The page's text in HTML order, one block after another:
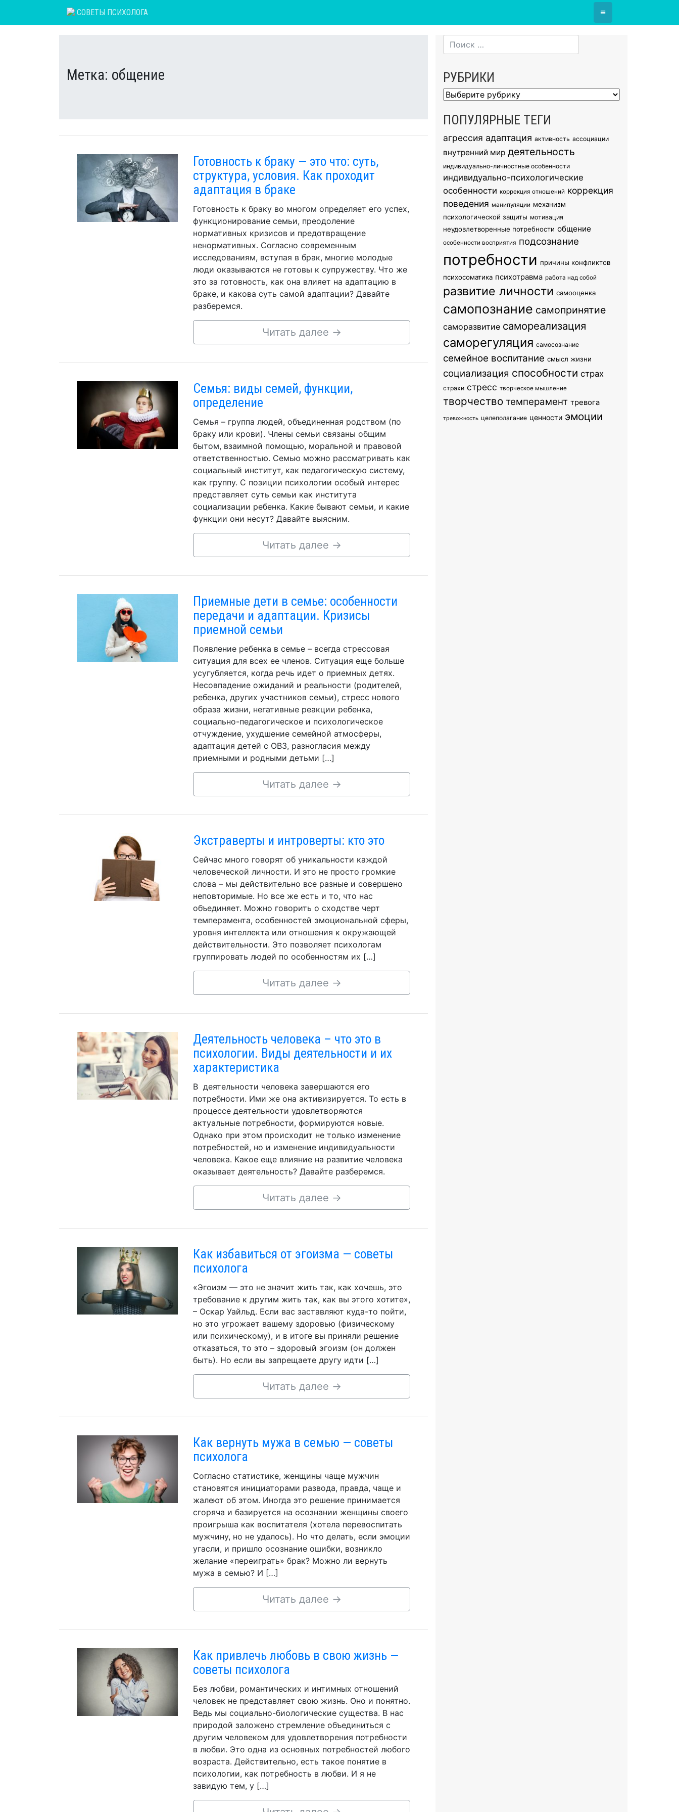
СОВЕТЫ ПСИХОЛОГА ≡
Метка: общение
Готовность к браку — это что: суть,
структура, условия. Как проходит
адаптация в браке
Готовность к браку во многом определяет его успех,
функционирование семьи, преодоление
нормативных кризисов и предотвращение
ненормативных. Согласно современным
исследованиям, вступая в брак, многие молодые
люди оказываются не готовы к супружеству. Что же
это за готовность, как она влияет на адаптацию в
браке, и какова суть самой адаптации? Давайте
разберемся.
Читать далее →
Семья: виды семей, функции,
определение
Семья – группа людей, объединенная родством (по
браку или крови). Члены семьи связаны общим
бытом, взаимной помощью, моральной и правовой
ответственностью. Семью можно рассматривать как
социальный институт, как педагогическую систему,
как группу. С позиции психологии особый интерес
представляет суть семьи как института
социализации ребенка. Какие бывают семьи, и какие
функции они несут? Давайте выясним.
Читать далее →
Приемные дети в семье: особенности
передачи и адаптации. Кризисы
приемной семьи
Появление ребенка в семье – всегда стрессовая
ситуация для всех ее членов. Ситуация еще больше
усугубляется, когда речь идет о приемных детях.
Несовпадение ожиданий и реальности (родителей,
ребенка, других участников семьи), стресс нового
образа жизни, негативные реакции ребенка,
социально-педагогическое и психологическое
отчуждение, ухудшение семейной атмосферы,
адаптация детей с ОВЗ, разногласия между
приемными и родными детьми […]
Читать далее →
Экстраверты и интроверты: кто это
Сейчас много говорят об уникальности каждой
человеческой личности. И это не просто громкие
слова – мы действительно все разные и совершено
неповторимые. Но все же есть и то, что нас
объединяет. Можно говорить о сходстве черт
темперамента, особенностей эмоциональной сферы,
уровня интеллекта или отношения к окружающей
действительности. Это позволяет психологам
группировать людей по особенностям их […]
Читать далее →
Деятельность человека – что это в
психологии. Виды деятельности и их
характеристика
В деятельности человека завершаются его
потребности. Ими же она активизируется. То есть в
процессе деятельности удовлетворяются
актуальные потребности, формируются новые.
Однако при этом происходит не только изменение
потребностей, но и изменение индивидуальности
человека. Какое еще влияние на развитие человека
оказывает деятельность? Давайте разберемся.
Читать далее →
Как избавиться от эгоизма — советы
психолога
«Эгоизм — это не значит жить так, как хочешь, это
требование к другим жить так, как вы этого хотите»,
– Оскар Уайльд. Если вас заставляют куда-то пойти,
но это угрожает вашему здоровью (физическому
или психическому), и в итоге вы приняли решение
отказаться, то это – здоровый эгоизм (он должен
быть). Но если вы запрещаете другу идти […]
Читать далее →
Как вернуть мужа в семью — советы
психолога
Согласно статистике, женщины чаще мужчин
становятся инициаторами развода, правда, чаще и
жалеют об этом. Иногда это решение принимается
сгоряча и базируется на осознании женщины своего
проигрыша как воспитателя (хотела перевоспитать
мужчину, но не удалось). Но что делать, если эмоции
угасли, и пришло осознание ошибки, возникло
желание «переиграть» брак? Можно ли вернуть
мужа в семью? И […]
Читать далее →
Как привлечь любовь в свою жизнь —
советы психолога
Без любви, романтических и интимных отношений
человек не представляет свою жизнь. Оно и понятно.
Ведь мы социально-биологические существа. В нас
природой заложено стремление объединиться с
другим человеком для удовлетворения потребности
в любви. Это одна из основных потребностей любого
возраста. Действительно, есть такое понятие в
психологии, как потребность в любви. И я не
завидую тем, у […]
РУБРИКИ
Рубрики
ПОПУЛЯРНЫЕ ТЕГИ
агрессия адаптация активность ассоциации
внутренний мир деятельность
индивидуально-личностные особенности
индивидуально-психологические
особенности коррекция отношений коррекция
поведения манипуляции механизм
психологической защиты мотивация
неудовлетворенные потребности общение
особенности восприятия подсознание
потребности причины конфликтов
психосоматика психотравма работа над собой
развитие личности самооценка
самопознание самопринятие
саморазвитие самореализация
саморегуляция самосознание
семейное воспитание смысл жизни
социализация способности страх
страхи стресс творческое мышление
творчество темперамент тревога
тревожность целеполагание ценности эмоции